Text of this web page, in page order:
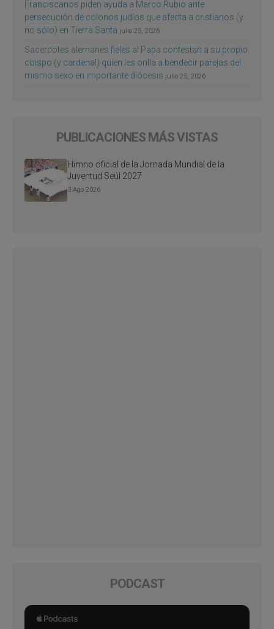
Franciscanos piden ayuda a Marco Rubio ante
persecución de colonos judíos que afecta a cristianos (y
no sólo) en Tierra Santa julio 25, 2026
Sacerdotes alemanes fieles al Papa contestan a su propio
obispo (y cardenal) quien les orilla a bendecir parejas del
mismo sexo en importante diócesis julio 25, 2026
PUBLICACIONES MÁS VISTAS
Himno oficial de la Jornada Mundial de la
Juventud Seúl 2027
3 Ago 2026
PODCAST